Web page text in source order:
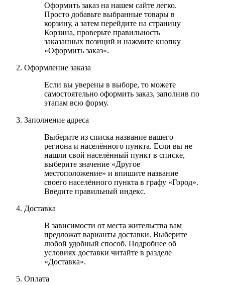
Оформить заказ на нашем сайте легко.
Просто добавьте выбранные товары в
корзину, а затем перейдите на страницу
Корзина, проверьте правильность
заказанных позиций и нажмите кнопку
«Оформить заказ».
Оформление заказа
Если вы уверены в выборе, то можете
самостоятельно оформить заказ, заполнив по
этапам всю форму.
Заполнение адреса
Выберите из списка название вашего
региона и населённого пункта. Если вы не
нашли свой населённый пункт в списке,
выберите значение «Другое
местоположение» и впишите название
своего населённого пункта в графу «Город».
Введите правильный индекс.
Доставка
В зависимости от места жительства вам
предложат варианты доставки. Выберите
любой удобный способ. Подробнее об
условиях доставки читайте в разделе
«Доставка».
Оплата